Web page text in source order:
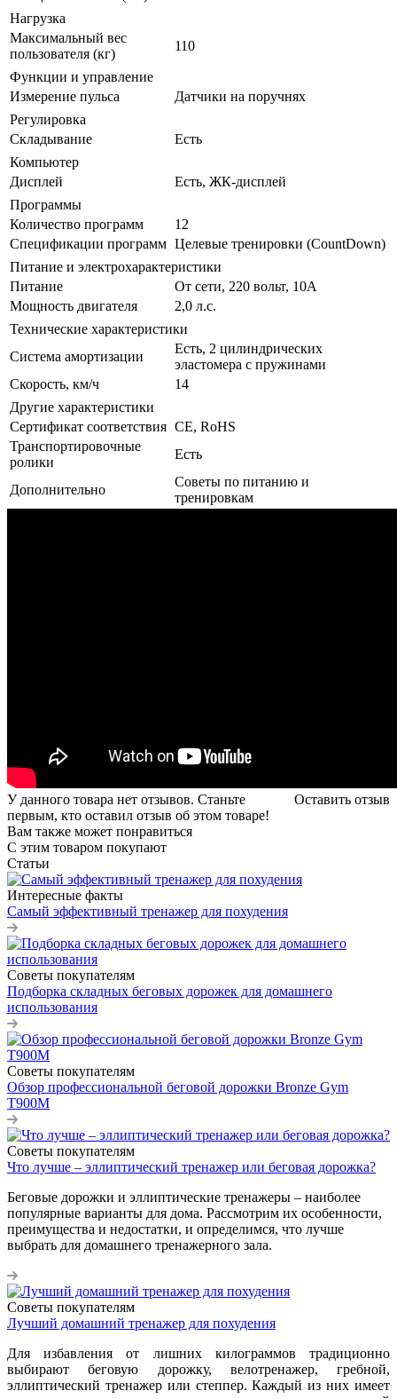
Нагрузка
Максимальный вес
пользователя (кг)
110
Функции и управление
Измерение пульса
Датчики на поручнях
Регулировка
Складывание
Есть
Компьютер
Дисплей
Есть, ЖК-дисплей
Программы
Количество программ
12
Спецификации программ Целевые тренировки (CountDown)
Питание и электрохарактеристики
Питание
От сети, 220 вольт, 10А
Мощность двигателя
2,0 л.с.
Технические характеристики
Система амортизации
Есть, 2 цилиндрических
эластомера с пружинами
Скорость, км/ч
14
Другие характеристики
Сертификат соответствия CE, RoHS
Транспортировочные
ролики
Есть
Дополнительно
Советы по питанию и
тренировкам
Оставить отзыв
У данного товара нет отзывов. Станьте
первым, кто оставил отзыв об этом товаре!
Вам также может понравиться
С этим товаром покупают
Статьи
Интересные факты
Самый эффективный тренажер для похудения
Советы покупателям
Подборка складных беговых дорожек для домашнего
использования
Советы покупателям
Обзор профессиональной беговой дорожки Bronze Gym
T900M
Советы покупателям
Что лучше – эллиптический тренажер или беговая дорожка?
Беговые дорожки и эллиптические тренажеры – наиболее
популярные варианты для дома. Рассмотрим их особенности,
преимущества и недостатки, и определимся, что лучше
выбрать для домашнего тренажерного зала.
Советы покупателям
Лучший домашний тренажер для похудения
Для избавления от лишних килограммов традиционно
выбирают беговую дорожку, велотренажер, гребной,
эллиптический тренажер или степпер. Каждый из них имеет